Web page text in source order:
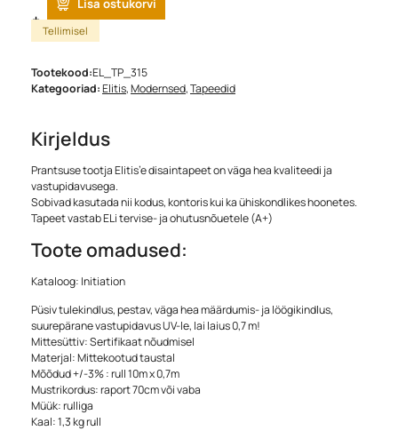
Lisa ostukorvi
Tellimisel
Tootekood:EL_TP_315
Kategooriad:Elitis,Modernsed,Tapeedid
Kirjeldus
Prantsuse tootja Elitis’e disaintapeet on väga hea kvaliteedi ja
vastupidavusega.
Sobivad kasutada nii kodus, kontoris kui ka ühiskondlikes hoonetes.
Tapeet vastab ELi tervise- ja ohutusnõuetele (A+)
Toote omadused:
Kataloog: Initiation
Püsiv tulekindlus, pestav, väga hea määrdumis- ja löögikindlus,
suurepärane vastupidavus UV-le, lai laius 0,7 m!
Mittesüttiv: Sertifikaat nõudmisel
Materjal: Mittekootud taustal
Mõõdud +/-3% : rull 10m x 0,7m
Mustrikordus: raport 70cm või vaba
Müük: rulliga
Kaal: 1,3 kg rull